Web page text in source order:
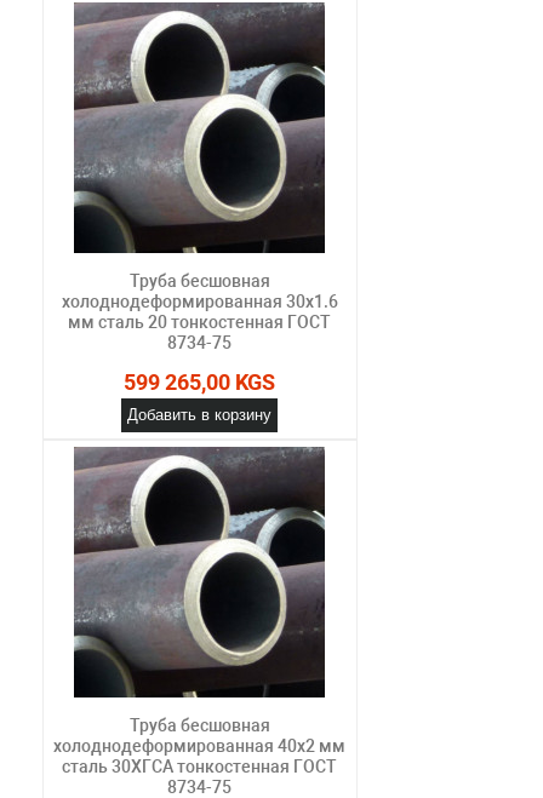
Труба бесшовная
холоднодеформированная 30х1.6
мм сталь 20 тонкостенная ГОСТ
8734-75
599 265,00 KGS
Добавить в корзину
Труба бесшовная
холоднодеформированная 40х2 мм
сталь 30ХГСА тонкостенная ГОСТ
8734-75